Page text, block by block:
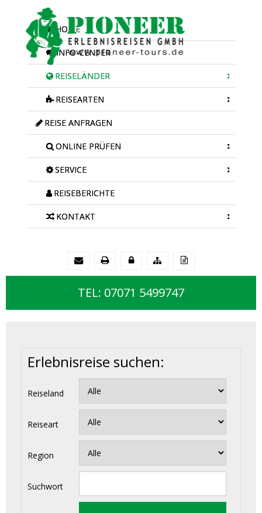
HOME
INFO-CENTER
REISELÄNDER
REISEARTEN
REISE ANFRAGEN
ONLINE PRÜFEN
SERVICE
REISEBERICHTE
KONTAKT
TEL: 07071 5499747
Erlebnisreise suchen:
Reiseland
Reiseart
Region
Suchwort